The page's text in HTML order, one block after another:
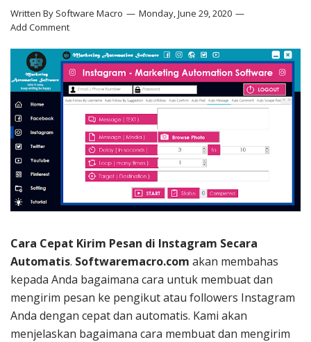
Written By Software Macro
Monday, June 29, 2020
Add Comment
Cara Cepat Kirim Pesan di Instagram Secara
Automatis. Softwaremacro.com akan membahas
kepada Anda bagaimana cara untuk membuat dan
mengirim pesan ke pengikut atau followers Instagram
Anda dengan cepat dan automatis. Kami akan
menjelaskan bagaimana cara membuat dan mengirim